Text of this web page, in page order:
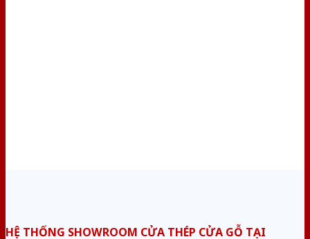
HỆ THỐNG SHOWROOM CỬA THÉP CỬA GỖ TẠI